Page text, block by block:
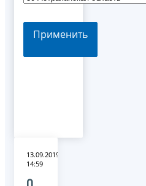
Применить
13.09.2019
14:59